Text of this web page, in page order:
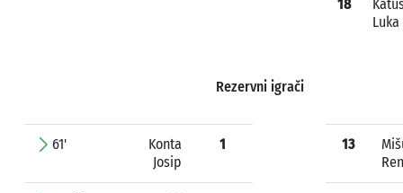
18
Luka
Rezervni igrači
61'
Konta
Josip
1 13